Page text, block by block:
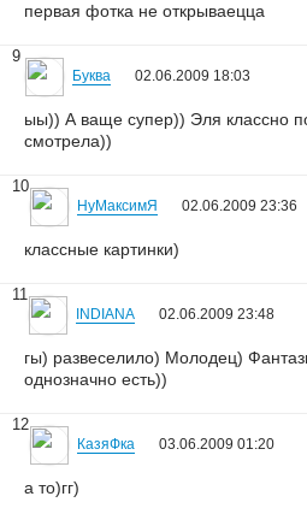
первая фотка не открываецца
9
Буква 02.06.2009 18:03
ыы)) А ваще супер)) Эля классно
смотрела))
10
НуМаксимЯ 02.06.2009 23:36
классные картинки)
11
INDIANA 02.06.2009 23:48
гы) развеселило) Молодец)
однозначно есть))
12
КазяФка 03.06.2009 01:20
а то)гг)